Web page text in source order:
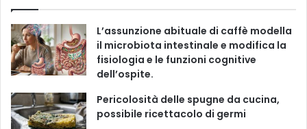
r
i
e
e
b
o
o
k
T
u
b
e
t
a
g
r
a
T
o
k
L’assunzione abituale di caffè modella
il microbiota intestinale e modifica la
fisiologia e le funzioni cognitive
dell’ospite.
Pericolosità delle spugne da cucina,
possibile ricettacolo di germi